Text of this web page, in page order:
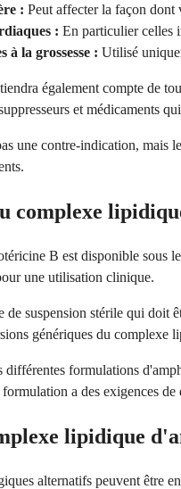
: Peut affecter la façon dont
: En particulier celles
à la grossesse : Utilisé
également compte de
et médicaments
une contre-indication, mais
complexe
B est disponible sous
une utilisation clinique.
de suspension stérile qui doit
génériques du complexe
différentes formulations
a des exigences
lipidique
alternatifs peuvent être